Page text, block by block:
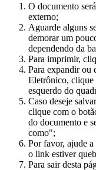
O documento
externo;
Aguarde alguns
demorar um
dependendo da
Para imprimir,
Para expandir ou
Eletrônico,
esquerdo do
Caso deseje
clique com o
do documento e
como";
Por favor, ajude
o link estiver
Para sair desta